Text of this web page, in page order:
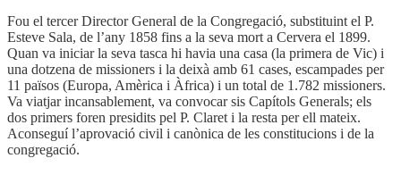
Fou el tercer Director General de la Congregació, substituint el P.
Esteve Sala, de l’any 1858 fins a la seva mort a Cervera el 1899.
Quan va iniciar la seva tasca hi havia una casa (la primera de Vic) i
una dotzena de missioners i la deixà amb 61 cases, escampades per
11 països (Europa, Amèrica i Àfrica) i un total de 1.782 missioners.
Va viatjar incansablement, va convocar sis Capítols Generals; els
dos primers foren presidits pel P. Claret i la resta per ell mateix.
Aconseguí l’aprovació civil i canònica de les constitucions i de la
congregació.